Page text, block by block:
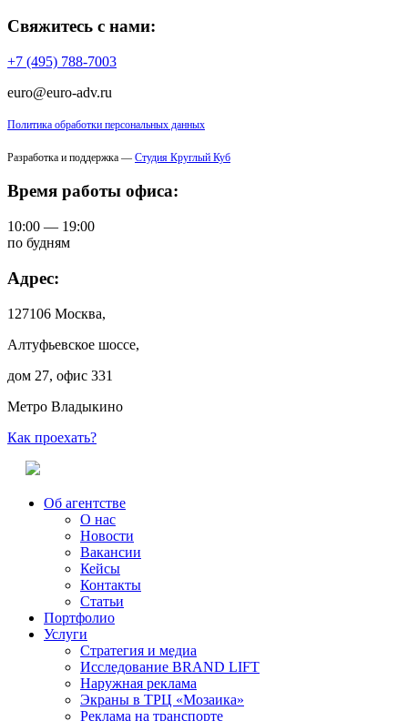
Свяжитесь с нами:
+7 (495) 788-7003
euro@euro-adv.ru
Политика обработки персональных данных
Разработка и поддержка — Студия Круглый Куб
Время работы офиса:
10:00 — 19:00
по будням
Адрес:
127106 Москва,
Алтуфьевское шоссе,
дом 27, офис 331
Метро Владыкино
Как проехать?
Об агентстве
О нас
Новости
Вакансии
Кейсы
Контакты
Статьи
Портфолио
Услуги
Стратегия и медиа
Исследование BRAND LIFT
Наружная реклама
Экраны в ТРЦ «Мозаика»
Реклама на транспорте